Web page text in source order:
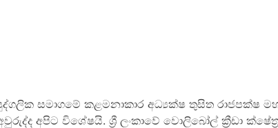
සමාගමේ කළමනාකාර අධ්‍යක්ෂ තුසිත රාජපක්ෂ
අපිට විශේෂයි. ශ්‍රී ලංකාවේ වොලිබෝල් ක්‍රීඩා